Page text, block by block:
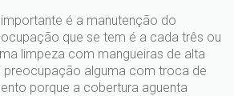
é a manutenção do
que se tem é a cada três ou
limpeza com mangueiras de alta
preocupação alguma com troca de
porque a cobertura aguenta